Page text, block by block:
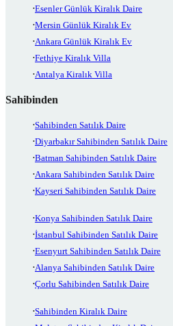
Esenler Günlük Kiralık Daire
Mersin Günlük Kiralık Ev
Ankara Günlük Kiralık Ev
Fethiye Kiralık Villa
Antalya Kiralık Villa
Sahibinden
Sahibinden Satılık Daire
Diyarbakır Sahibinden Satılık Daire
Batman Sahibinden Satılık Daire
Ankara Sahibinden Satılık Daire
Kayseri Sahibinden Satılık Daire
Konya Sahibinden Satılık Daire
İstanbul Sahibinden Satılık Daire
Esenyurt Sahibinden Satılık Daire
Alanya Sahibinden Satılık Daire
Çorlu Sahibinden Satılık Daire
Sahibinden Kiralık Daire